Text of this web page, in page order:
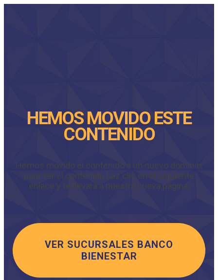
HEMOS MOVIDO ESTE
CONTENIDO
Hemos movido el contenido a un nuevo dominio,
para ver el contenido haz clic en el siguiente
enlace y te llevará a nuestra nueva página.
VER SUCURSALES BANCO
BIENESTAR